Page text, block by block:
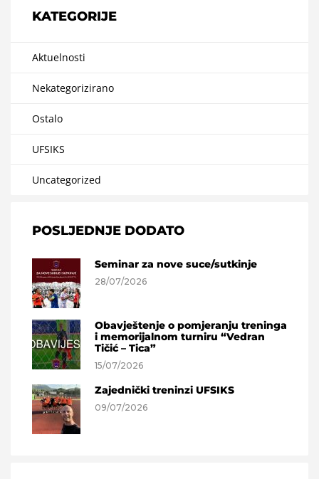
KATEGORIJE
Aktuelnosti
Nekategorizirano
Ostalo
UFSIKS
Uncategorized
POSLJEDNJE DODATO
Seminar za nove suce/sutkinje
28/07/2026
Obavještenje o pomjeranju treninga
i memorijalnom turniru “Vedran
Tičić – Tica”
15/07/2026
Zajednički treninzi UFSIKS
09/07/2026